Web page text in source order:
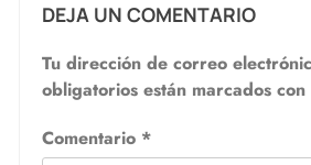
DEJA UN COMENTARIO
Tu dirección de correo
obligatorios están marcados con
Comentario *